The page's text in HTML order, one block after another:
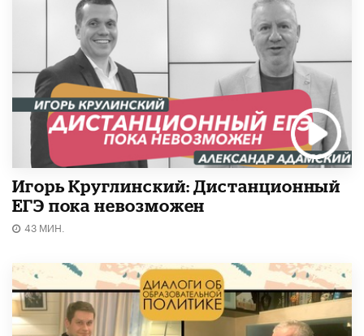
Игорь Круглинский: Дистанционный
ЕГЭ пока невозможен
43 МИН.